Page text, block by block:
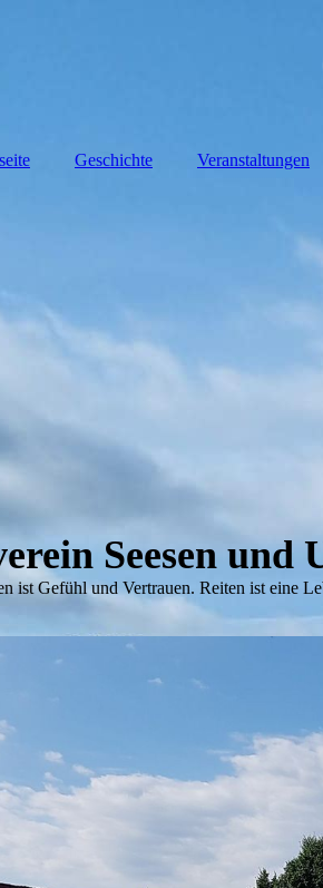
Geschichte Veranstaltungen
Seesen und
ist Gefühl und Vertrauen. Reiten ist eine